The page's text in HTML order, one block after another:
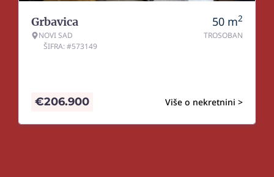
Grbavica
NOVI SAD
ŠIFRA: #573149
50 m2
TROSOBAN
Više o nekretnini >
€206.900